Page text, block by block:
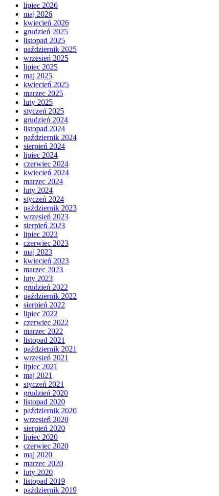
lipiec 2026
maj 2026
kwiecień 2026
grudzień 2025
listopad 2025
październik 2025
wrzesień 2025
lipiec 2025
maj 2025
kwiecień 2025
marzec 2025
luty 2025
styczeń 2025
grudzień 2024
listopad 2024
październik 2024
sierpień 2024
lipiec 2024
czerwiec 2024
kwiecień 2024
marzec 2024
luty 2024
styczeń 2024
październik 2023
wrzesień 2023
sierpień 2023
lipiec 2023
czerwiec 2023
maj 2023
kwiecień 2023
marzec 2023
luty 2023
grudzień 2022
październik 2022
sierpień 2022
lipiec 2022
czerwiec 2022
marzec 2022
listopad 2021
październik 2021
wrzesień 2021
lipiec 2021
maj 2021
styczeń 2021
grudzień 2020
listopad 2020
październik 2020
wrzesień 2020
sierpień 2020
lipiec 2020
czerwiec 2020
maj 2020
marzec 2020
luty 2020
listopad 2019
październik 2019